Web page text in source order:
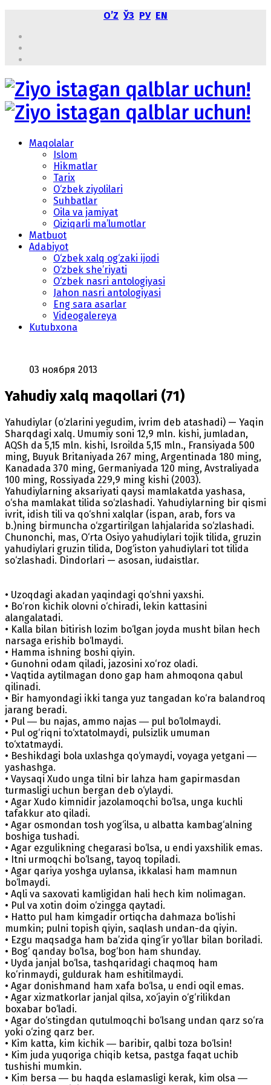
OʼZ ЎЗ РУ EN
Maqolalar
Islom
Hikmatlar
Tarix
O‘zbek ziyolilari
Suhbatlar
Oila va jamiyat
Qiziqarli ma’lumotlar
Matbuot
Adabiyot
O‘zbek xalq og‘zaki ijodi
O‘zbek she’riyati
O‘zbek nasri antologiyasi
Jahon nasri antologiyasi
Eng sara asarlar
Videogalereya
Kutubxona
03 ноября 2013
Yahudiy xalq maqollari (71)
Yahudiylar (o‘zlarini yegudim, ivrim deb atashadi) — Yaqin
Sharqdagi xalq. Umumiy soni 12,9 mln. kishi, jumladan,
AQSh da 5,15 mln. kishi, Isroilda 5,15 mln., Fransiyada 500
ming, Buyuk Britaniyada 267 ming, Argentinada 180 ming,
Kanadada 370 ming, Germaniyada 120 ming, Avstraliyada
100 ming, Rossiyada 229,9 ming kishi (2003).
Yahudiylarning aksariyati qaysi mamlakatda yashasa,
o‘sha mamlakat tilida so‘zlashadi. Yahudiylarning bir qismi
ivrit, idish tili va qo‘shni xalqlar (ispan, arab, fors va
b.)ning birmuncha o‘zgartirilgan lahjalarida so‘zlashadi.
Chunonchi, mas, O‘rta Osiyo yahudiylari tojik tilida, gruzin
yahudiylari gruzin tilida, Dog‘iston yahudiylari tot tilida
so‘zlashadi. Dindorlari — asosan, iudaistlar.
• Uzoqdagi akadan yaqindagi qo‘shni yaxshi.
• Bo‘ron kichik olovni o‘chiradi, lekin kattasini
alangalatadi.
• Kalla bilan bitirish lozim bo‘lgan joyda musht bilan hech
narsaga erishib bo‘lmaydi.
• Hamma ishning boshi qiyin.
• Gunohni odam qiladi, jazosini xo‘roz oladi.
• Vaqtida aytilmagan dono gap ham ahmoqona qabul
qilinadi.
• Bir hamyondagi ikki tanga yuz tangadan ko‘ra balandroq
jarang beradi.
• Pul ― bu najas, ammo najas ― pul bo‘lolmaydi.
• Pul og‘riqni to‘xtatolmaydi, pulsizlik umuman
to‘xtatmaydi.
• Beshikdagi bola uxlashga qo‘ymaydi, voyaga yetgani ―
yashashga.
• Vaysaqi Xudo unga tilni bir lahza ham gapirmasdan
turmasligi uchun bergan deb o‘ylaydi.
• Agar Xudo kimnidir jazolamoqchi bo‘lsa, unga kuchli
tafakkur ato qiladi.
• Agar osmondan tosh yog‘ilsa, u albatta kambag‘alning
boshiga tushadi.
• Agar ezgulikning chegarasi bo‘lsa, u endi yaxshilik emas.
• Itni urmoqchi bo‘lsang, tayoq topiladi.
• Agar qariya yoshga uylansa, ikkalasi ham mamnun
bo‘lmaydi.
• Aqli va saxovati kamligidan hali hech kim nolimagan.
• Pul va xotin doim o‘zingga qaytadi.
• Hatto pul ham kimgadir ortiqcha dahmaza bo‘lishi
mumkin; pulni topish qiyin, saqlash undan-da qiyin.
• Ezgu maqsadga ham ba’zida qing‘ir yo‘llar bilan boriladi.
• Bog‘ qanday bo‘lsa, bog‘bon ham shunday.
• Uyda janjal bo‘lsa, tashqaridagi chaqmoq ham
ko‘rinmaydi, guldurak ham eshitilmaydi.
• Agar donishmand ham xafa bo‘lsa, u endi oqil emas.
• Agar xizmatkorlar janjal qilsa, xo‘jayin o‘g‘rilikdan
boxabar bo‘ladi.
• Agar do‘stingdan qutulmoqchi bo‘lsang undan qarz so‘ra
yoki o‘zing qarz ber.
• Kim katta, kim kichik ― baribir, qalbi toza bo‘lsin!
• Kim juda yuqoriga chiqib ketsa, pastga faqat uchib
tushishi mumkin.
• Kim bersa ― bu haqda eslamasligi kerak, kim olsa ―